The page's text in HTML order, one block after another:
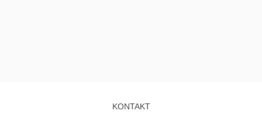
KONTAKT